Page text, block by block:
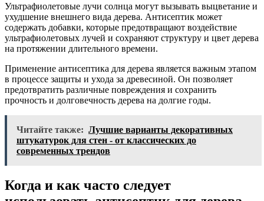
Ультрафиолетовые лучи солнца могут вызывать выцветание и
ухудшение внешнего вида дерева. Антисептик может
содержать добавки, которые предотвращают воздействие
ультрафиолетовых лучей и сохраняют структуру и цвет дерева
на протяжении длительного времени.
Применение антисептика для дерева является важным этапом
в процессе защиты и ухода за древесиной. Он позволяет
предотвратить различные повреждения и сохранить
прочность и долговечность дерева на долгие годы.
Читайте также: Лучшие варианты декоративных
штукатурок для стен - от классических до
современных трендов
Когда и как часто следует